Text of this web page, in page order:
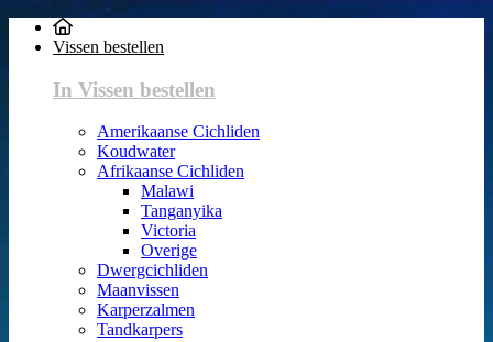
Vissen bestellen
In Vissen bestellen
Amerikaanse Cichliden
Koudwater
Afrikaanse Cichliden
Malawi
Tanganyika
Victoria
Overige
Dwergcichliden
Maanvissen
Karperzalmen
Tandkarpers